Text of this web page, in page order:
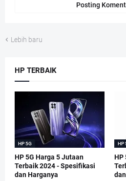
Posting
Lebih baru
HP TERBAIK
HP 5G
HP 5G Harga 5 Jutaan
Terbaik 2024 - Spesifikasi
dan Harganya
HP
HP